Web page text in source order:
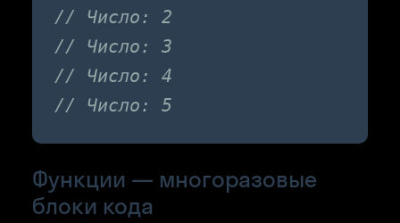
// Число: 2
// Число: 3
// Число: 4
// Число: 5
Функции — многоразовые
блоки кода